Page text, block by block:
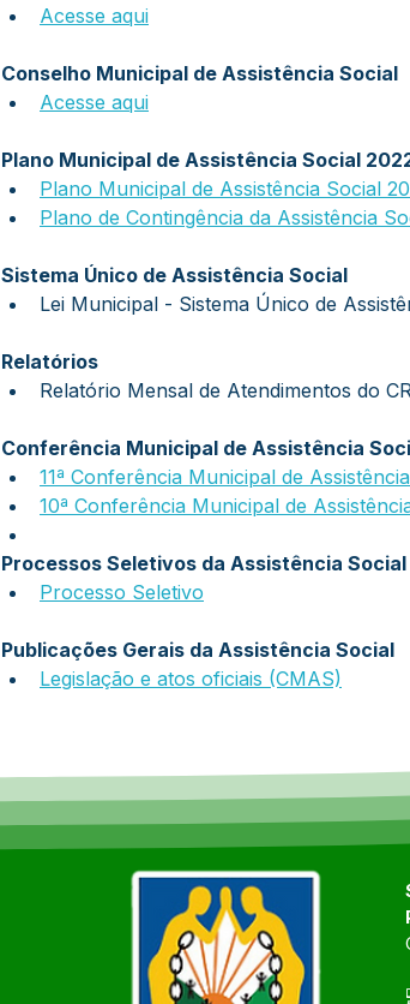
Acesse aqui
Conselho Municipal de Assistência Social
Acesse aqui
Plano Municipal de Assistência Social
Plano Municipal de Assistência Social
Plano de Contingência da Assistência
Sistema Único de Assistência Social
Lei Municipal - Sistema Único de
Relatórios
Relatório Mensal de Atendimentos do
Conferência Municipal de Assistência
11ª Conferência Municipal de
10ª Conferência Municipal de
Processos Seletivos da Assistência Social
Processo Seletivo
Publicações Gerais da Assistência Social
Legislação e atos oficiais (CMAS)